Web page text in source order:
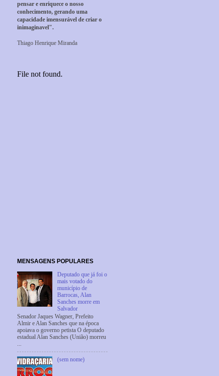
pensar e enriquece o nosso
conhecimento, gerando uma
capacidade imensurável de criar o
inimaginavel".
Thiago Henrique Miranda
MENSAGENS POPULARES
Deputado que já foi o
mais votado do
município de
Barrocas, Alan
Sanches morre em
Salvador
Senador Jaques Wagner, Prefeito
Almir e Alan Sanches que na época
apoiava o governo petista O deputado
estadual Alan Sanches (União) morreu
...
(sem nome)